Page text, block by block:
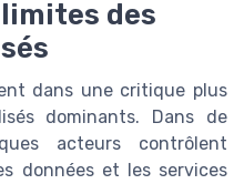
des
dans une critique plus
dominants. Dans de
acteurs contrôlent
données et les services